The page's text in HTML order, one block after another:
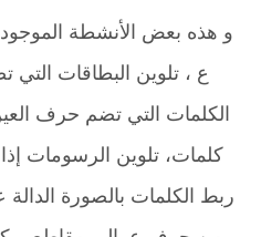
و هذه بعض الأنشطة
ع ، تلوين البطاقات
الكلمات التي تضم حرف
كلمات، تلوين الرسومات
ربط الكلمات بالصورة